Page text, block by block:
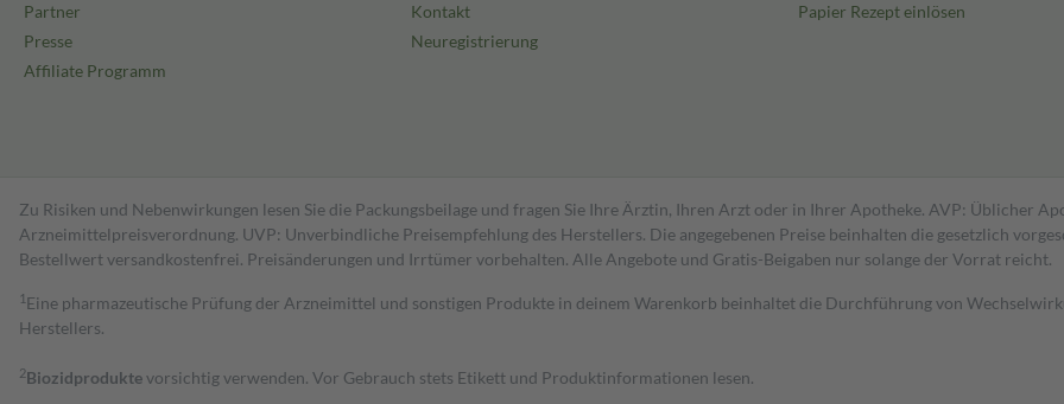
Partner
Presse
Affiliate Programm
Kontakt
Neuregistrierung
Papier Rezept einlösen
Zu Risiken und Nebenwirkungen lesen Sie die Packungsbeilage und fragen Sie Ihre Ärztin, Ihren Arzt oder in Ihrer Apotheke. AVP: Üblicher
Arzneimittelpreisverordnung. UVP: Unverbindliche Preisempfehlung des Herstellers. Die angegebenen Preise beinhalten die gesetzlich
Bestell­wert versand­kosten­frei. Preisänderungen und Irrtümer vorbehalten. Alle Angebote und Gratis-Beigaben nur solange der Vorrat reicht.
1 Eine pharmazeutische Prüfung der Arzneimittel und sonstigen Produkte in deinem Warenkorb beinhaltet die Durchführung von
Herstellers.
2Biozidproduktevorsichtig verwenden. Vor Gebrauch stets Etikett und Produktinformationen lesen.